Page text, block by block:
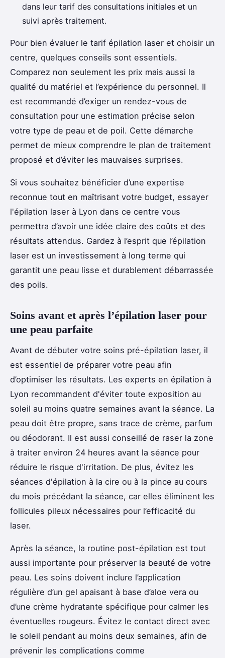
dans leur tarif des consultations initiales et un
suivi après traitement.
Pour bien évaluer le tarif épilation laser et choisir un
centre, quelques conseils sont essentiels.
Comparez non seulement les prix mais aussi la
qualité du matériel et l’expérience du personnel. Il
est recommandé d’exiger un rendez-vous de
consultation pour une estimation précise selon
votre type de peau et de poil. Cette démarche
permet de mieux comprendre le plan de traitement
proposé et d’éviter les mauvaises surprises.
Si vous souhaitez bénéficier d’une expertise
reconnue tout en maîtrisant votre budget, essayer
l'épilation laser à Lyon dans ce centre vous
permettra d’avoir une idée claire des coûts et des
résultats attendus. Gardez à l’esprit que l’épilation
laser est un investissement à long terme qui
garantit une peau lisse et durablement débarrassée
des poils.
Soins avant et après l’épilation laser pour
une peau parfaite
Avant de débuter votre soins pré-épilation laser, il
est essentiel de préparer votre peau afin
d’optimiser les résultats. Les experts en épilation à
Lyon recommandent d'éviter toute exposition au
soleil au moins quatre semaines avant la séance. La
peau doit être propre, sans trace de crème, parfum
ou déodorant. Il est aussi conseillé de raser la zone
à traiter environ 24 heures avant la séance pour
réduire le risque d'irritation. De plus, évitez les
séances d'épilation à la cire ou à la pince au cours
du mois précédant la séance, car elles éliminent les
follicules pileux nécessaires pour l’efficacité du
laser.
Après la séance, la routine post-épilation est tout
aussi importante pour préserver la beauté de votre
peau. Les soins doivent inclure l’application
régulière d’un gel apaisant à base d’aloe vera ou
d’une crème hydratante spécifique pour calmer les
éventuelles rougeurs. Évitez le contact direct avec
le soleil pendant au moins deux semaines, afin de
prévenir les complications comme